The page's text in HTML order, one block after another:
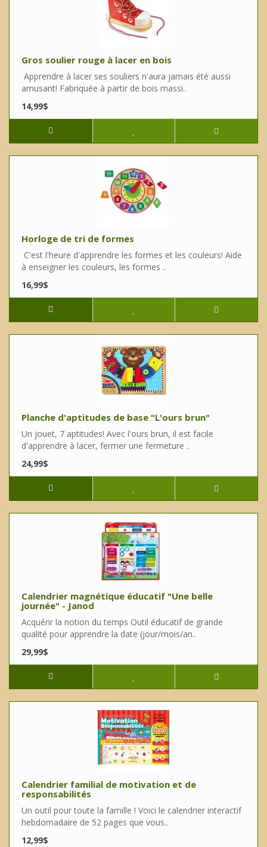
Gros soulier rouge à lacer en bois
Apprendre à lacer ses souliers n'aura jamais été aussi
amusant! Fabriquée à partir de bois massi..
14,99$
Horloge de tri de formes
C'est l'heure d'apprendre les formes et les couleurs! Aide
à enseigner les couleurs, les formes ..
16,99$
Planche d'aptitudes de base "L'ours brun"
Un jouet, 7 aptitudes! Avec l'ours brun, il est facile
d'apprendre à lacer, fermer une fermeture ..
24,99$
Calendrier magnétique éducatif "Une belle
journée" - Janod
Acquérir la notion du temps Outil éducatif de grande
qualité pour apprendre la date (jour/mois/an..
29,99$
Calendrier familial de motivation et de
responsabilités
Un outil pour toute la famille ! Voici le calendrier interactif
hebdomadaire de 52 pages que vous..
12,99$